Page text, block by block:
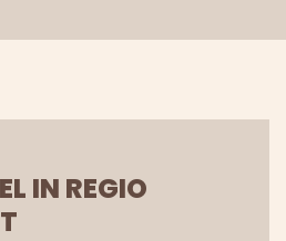
IN REGIO